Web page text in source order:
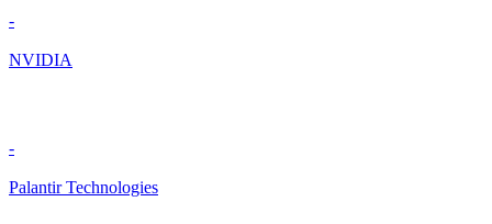
-
NVIDIA
-
Palantir Technologies